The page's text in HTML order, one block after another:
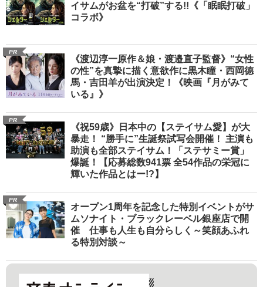
イサムがお盆を“打破”する!!《「眠眠打破」
コラボ》
PR
《渡辺淳一原作＆娘・渡邉直子監督》“女性
の性”を真摯に描く意欲作に黒木瞳・西岡德
馬・吉田羊が出演決定！《映画『月がみて
いる』》
PR
《祝59歳》日本中の【ステイサム愛】が大
暴走！ “勝手に”生誕祭試写会開催！ 主演も
助演も全部ステイサム！「ステサミー賞」
爆誕！【応募総数941票 全54作品の栄冠に
輝いた作品とはー!?】
PR
オープン1周年を記念した特別イベントがサ
ムソナイト・ブラックレーベル銀座店で開
催 仕事も人生も自分らしく～笑顔あふれ
る特別対談～